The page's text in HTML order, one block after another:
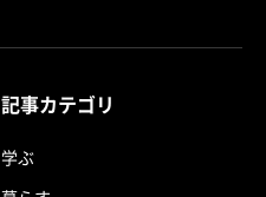
記事カテゴリ
学ぶ